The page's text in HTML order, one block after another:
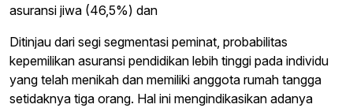
asuransi jiwa (46,5%) dan
Ditinjau dari segi segmentasi peminat, probabilitas
kepemilikan asuransi pendidikan lebih tinggi pada individu
yang telah menikah dan memiliki anggota rumah tangga
setidaknya tiga orang. Hal ini mengindikasikan adanya